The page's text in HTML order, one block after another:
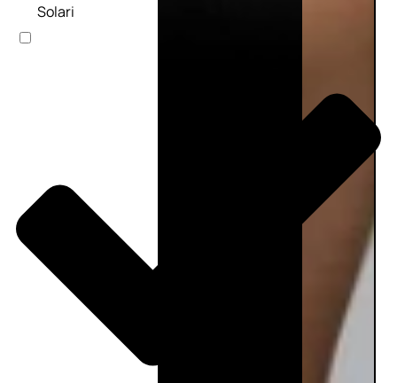
Solari